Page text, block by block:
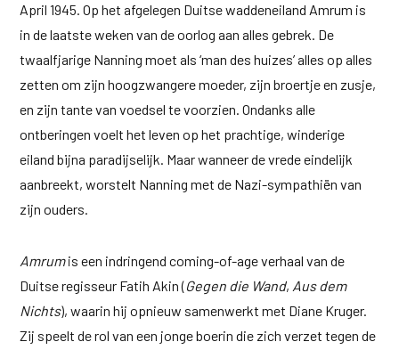
April 1945. Op het afgelegen Duitse waddeneiland Amrum is
in de laatste weken van de oorlog aan alles gebrek. De
twaalfjarige Nanning moet als ‘man des huizes’ alles op alles
zetten om zijn hoogzwangere moeder, zijn broertje en zusje,
en zijn tante van voedsel te voorzien. Ondanks alle
ontberingen voelt het leven op het prachtige, winderige
eiland bijna paradijselijk. Maar wanneer de vrede eindelijk
aanbreekt, worstelt Nanning met de Nazi-sympathiën van
zijn ouders.
Amrumis een indringend coming-of-age verhaal van de
Duitse regisseur Fatih Akin (Gegen die Wand, Aus dem
Nichts), waarin hij opnieuw samenwerkt met Diane Kruger.
Zij speelt de rol van een jonge boerin die zich verzet tegen de